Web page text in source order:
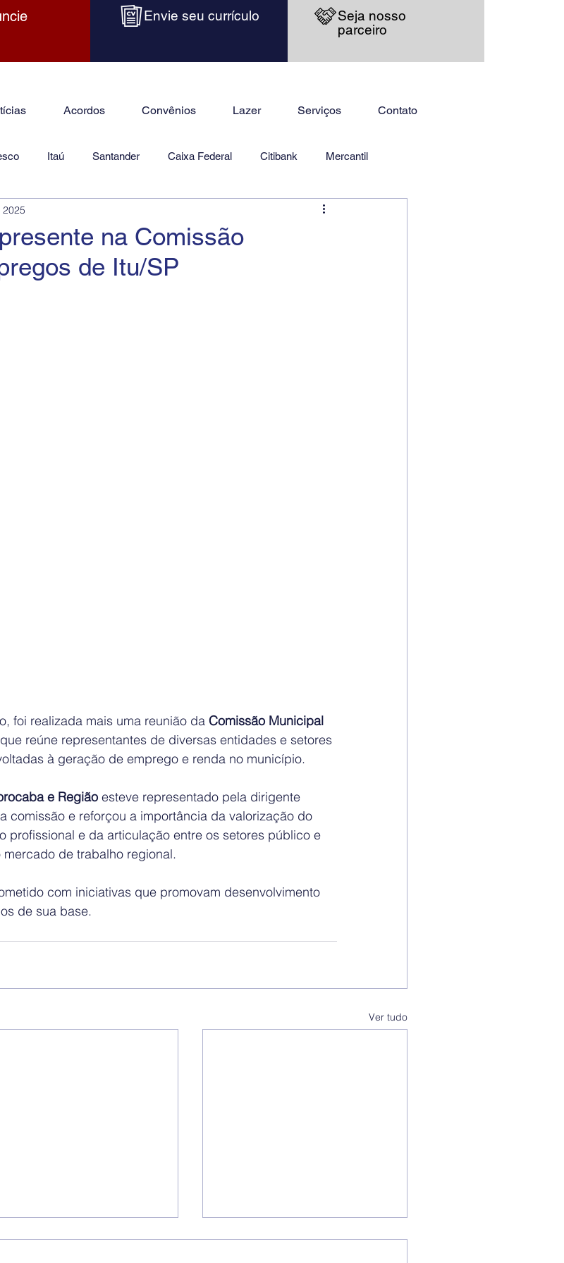
Envie seu currículo
Seja nosso
parceiro
Acordos Convênios Lazer Serviços Contato
Itaú Santander Caixa Federal Citibank Mercantil
na Comissão
de Itu/SP
foi realizada mais uma reunião da Comissão Municipal
reúne representantes de diversas entidades e setores
à geração de emprego e renda no município.
e Região esteve representado pela dirigente
comissão e reforçou a importância da valorização do
profissional e da articulação entre os setores público e
de trabalho regional.
com iniciativas que promovam desenvolvimento
de sua base.
Ver tudo